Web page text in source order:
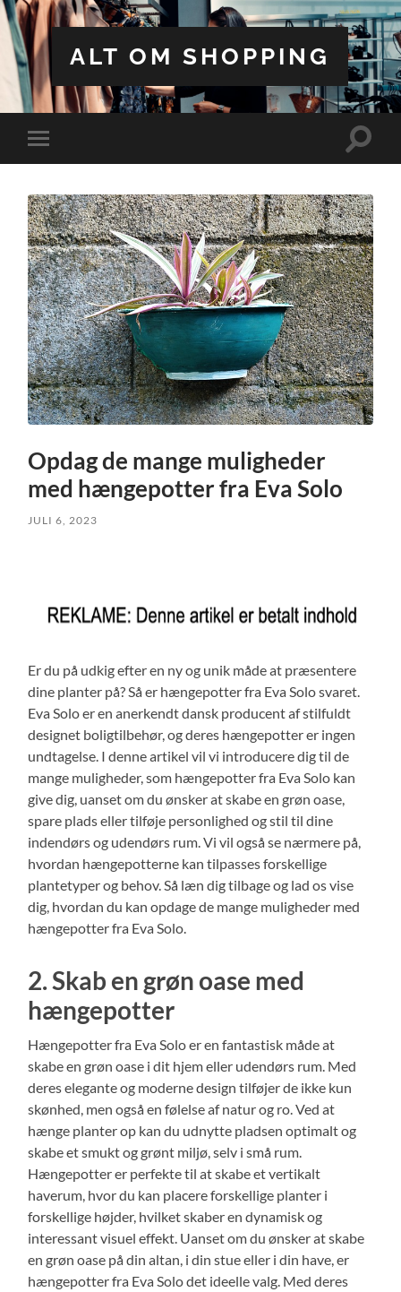
ALT OM SHOPPING
Toggle
mobile
Toggle
Opdag de mange muligheder
med hængepotter fra Eva Solo
JULI 6, 2023
Er du på udkig efter en ny og unik måde at præsentere
dine planter på? Så er hængepotter fra Eva Solo svaret.
Eva Solo er en anerkendt dansk producent af stilfuldt
designet boligtilbehør, og deres hængepotter er ingen
undtagelse. I denne artikel vil vi introducere dig til de
mange muligheder, som hængepotter fra Eva Solo kan
give dig, uanset om du ønsker at skabe en grøn oase,
spare plads eller tilføje personlighed og stil til dine
indendørs og udendørs rum. Vi vil også se nærmere på,
hvordan hængepotterne kan tilpasses forskellige
plantetyper og behov. Så læn dig tilbage og lad os vise
dig, hvordan du kan opdage de mange muligheder med
hængepotter fra Eva Solo.
2. Skab en grøn oase med
hængepotter
Hængepotter fra Eva Solo er en fantastisk måde at
skabe en grøn oase i dit hjem eller udendørs rum. Med
deres elegante og moderne design tilføjer de ikke kun
skønhed, men også en følelse af natur og ro. Ved at
hænge planter op kan du udnytte pladsen optimalt og
skabe et smukt og grønt miljø, selv i små rum.
Hængepotter er perfekte til at skabe et vertikalt
haverum, hvor du kan placere forskellige planter i
forskellige højder, hvilket skaber en dynamisk og
interessant visuel effekt. Uanset om du ønsker at skabe
en grøn oase på din altan, i din stue eller i din have, er
hængepotter fra Eva Solo det ideelle valg. Med deres